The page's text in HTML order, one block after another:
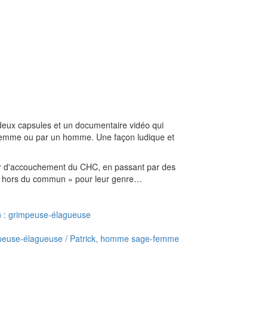
capsules et un documentaire vidéo qui
ou par un homme. Une façon ludique et
du CHC, en passant par des
du commun » pour leur genre…
grimpeuse-élagueuse
élagueuse / Patrick, homme sage-femme